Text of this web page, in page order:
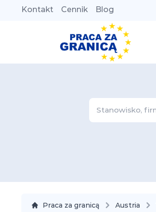
Kontakt Cennik Blog
Praca za granicą Austria